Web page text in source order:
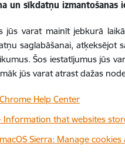
un sīkdatņu izmantošanas
jūs varat mainīt jebkurā
saglabāšanai, atķeksējot
Šos iestatījumus jūs
jūs varat atrast dažas
Help Center
Information that websites
Sierra: Manage